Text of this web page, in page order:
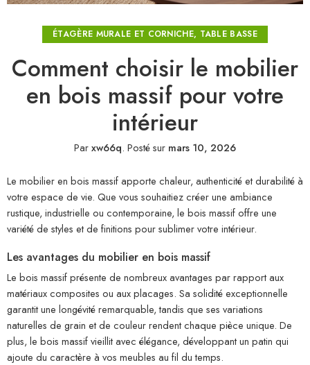
ÉTAGÈRE MURALE ET CORNICHE, TABLE BASSE
Comment choisir le mobilier
en bois massif pour votre
intérieur
Parxw66q. Posté sur mars 10, 2026
Le mobilier en bois massif apporte chaleur, authenticité et durabilité à
votre espace de vie. Que vous souhaitiez créer une ambiance
rustique, industrielle ou contemporaine, le bois massif offre une
variété de styles et de finitions pour sublimer votre intérieur.
Les avantages du mobilier en bois massif
Le bois massif présente de nombreux avantages par rapport aux
matériaux composites ou aux placages. Sa solidité exceptionnelle
garantit une longévité remarquable, tandis que ses variations
naturelles de grain et de couleur rendent chaque pièce unique. De
plus, le bois massif vieillit avec élégance, développant un patin qui
ajoute du caractère à vos meubles au fil du temps.